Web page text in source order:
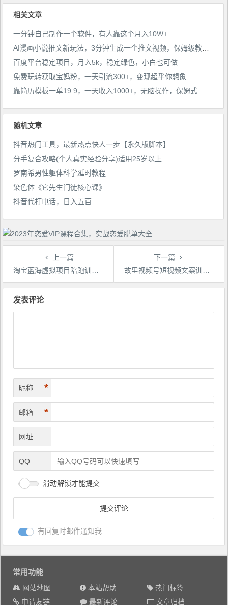
相关文章
一分钟自己制作一个软件，有人靠这个月入10W+
百度平台稳定项目，月入5k，稳定绿色，小白也可做
免费玩转获取宝妈粉，一天引流300+，变现超乎你想象
随机文章
抖音热门工具，最新热点快人一步【永久版脚本】
分手复合攻略(个人真实经验分享)适用25岁以上
罗南希男性躯体科学延时教程
染色体《它先生门徒核心课》
抖音代打电话，日入五百
上一篇
淘宝蓝海虚拟项目陪跑训练营5.0 单天478纯利润
下一篇
故里视频号短视频文案训练营，0基础小白如何建立视频号，上热门，能卖货
文
发表评论
昵称 *
邮箱 *
网址
QQ
滑动解锁才能提交
有回复时邮件通知我
常用功能
网站地图 本站帮助
热门标签
申请友链
最新评论 文章归档